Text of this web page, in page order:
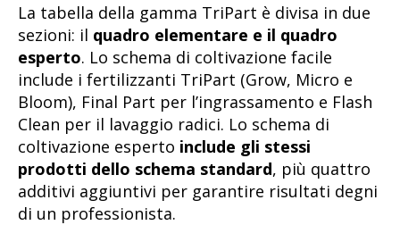
La tabella della gamma TriPart è divisa in due
sezioni: il quadro elementare e il quadro
esperto. Lo schema di coltivazione facile
include i fertilizzanti TriPart (Grow, Micro e
Bloom), Final Part per l’ingrassamento e Flash
Clean per il lavaggio radici. Lo schema di
coltivazione esperto include gli stessi
prodotti dello schema standard, più quattro
additivi aggiuntivi per garantire risultati degni
di un professionista.